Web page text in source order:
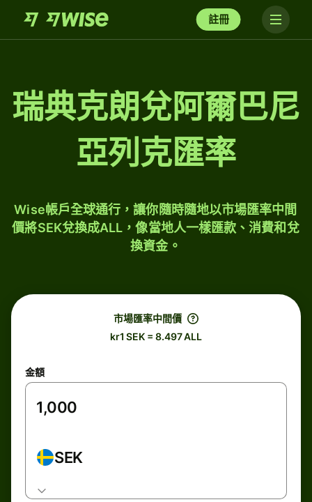
註冊
瑞典克朗兌阿爾巴尼
亞列克匯率
Wise帳戶全球通行，讓你隨時隨地以市場匯率中間
價將SEK兌換成ALL，像當地人一樣匯款、消費和兌
換資金。
市場匯率中間價
kr1 SEK = 8.497 ALL
金額
SEK